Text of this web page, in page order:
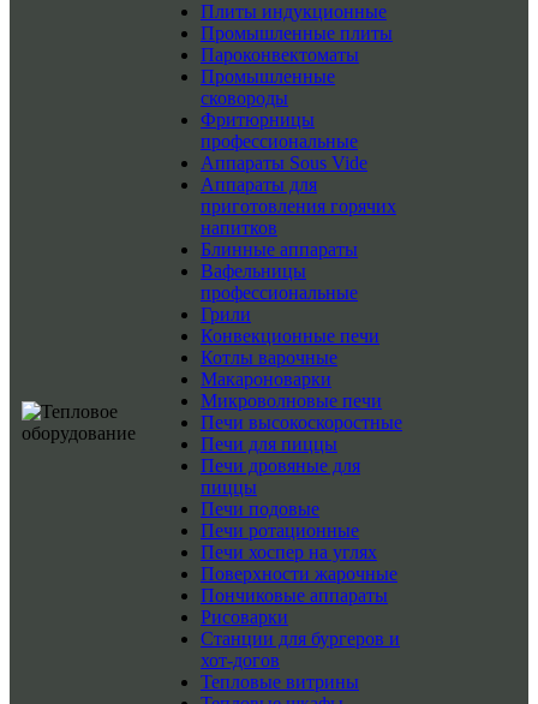
Плиты индукционные
Промышленные плиты
Пароконвектоматы
Промышленные
сковороды
Фритюрницы
профессиональные
Аппараты Sous Vide
Аппараты для
приготовления горячих
напитков
Блинные аппараты
Вафельницы
профессиональные
Грили
Конвекционные печи
Котлы варочные
Макароноварки
Микроволновые печи
Печи высокоскоростные
Печи для пиццы
Печи дровяные для
пиццы
Печи подовые
Печи ротационные
Печи хоспер на углях
Поверхности жарочные
Пончиковые аппараты
Рисоварки
Станции для бургеров и
хот-догов
Тепловые витрины